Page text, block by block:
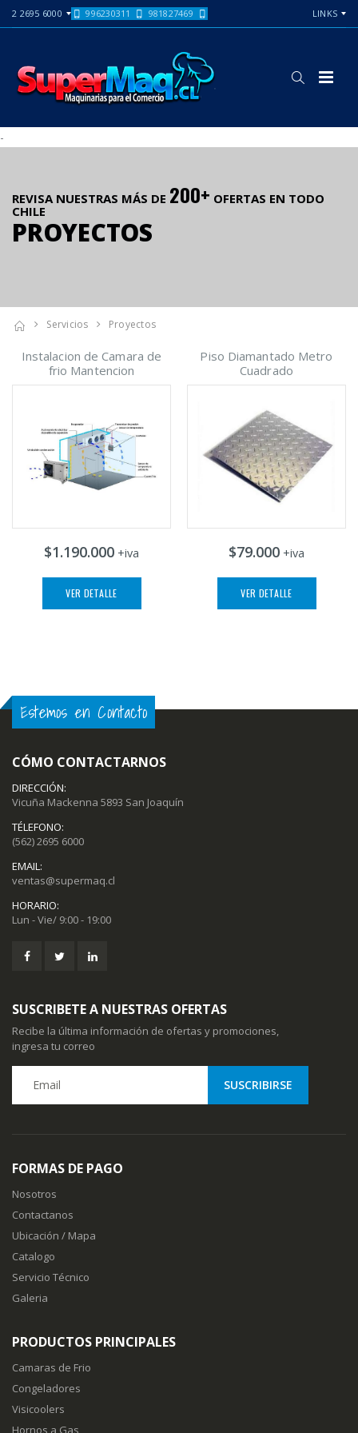
2 2695 6000 996230311 981827469 LINKS
-
REVISA NUESTRAS MÁS DE 200+ OFERTAS EN TODO
CHILE
PROYECTOS
Servicios Proyectos
Instalacion de Camara de
frio Mantencion
$1.190.000 +iva
VER DETALLE
Piso Diamantado Metro
Cuadrado
$79.000 +iva
VER DETALLE
Estemos en Contacto
CÓMO CONTACTARNOS
DIRECCIÓN:
Vicuña Mackenna 5893 San Joaquín
TÉLEFONO:
(562) 2695 6000
EMAIL:
ventas@supermaq.cl
HORARIO:
Lun - Vie/ 9:00 - 19:00
SUSCRIBETE A NUESTRAS OFERTAS
Recibe la última información de ofertas y promociones,
ingresa tu correo
FORMAS DE PAGO
Nosotros
Contactanos
Ubicación / Mapa
Catalogo
Servicio Técnico
Galeria
PRODUCTOS PRINCIPALES
Camaras de Frio
Congeladores
Visicoolers
Hornos a Gas